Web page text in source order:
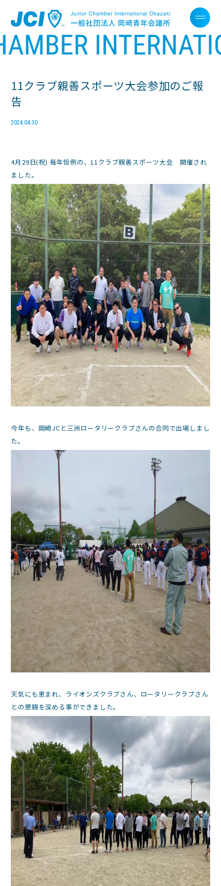
11クラブ親善スポーツ大会参加のご報
告
2024.04.30
4月29日(祝) 毎年恒例の、11クラブ親善スポーツ大会 開催され
ました。
今年も、岡崎JCと三洲ロータリークラブさんの合同で出場しまし
た。
天気にも恵まれ、ライオンズクラブさん、ロータリークラブさん
との懇親を深める事ができました。